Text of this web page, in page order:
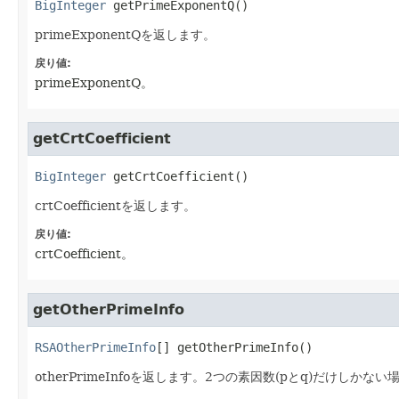
BigInteger getPrimeExponentQ()
primeExponentQを返します。
戻り値:
primeExponentQ。
getCrtCoefficient
BigInteger getCrtCoefficient ()
crtCoefficientを返します。
戻り値:
crtCoefficient。
getOtherPrimeInfo
RSAOtherPrimeInfo [] getOtherPrimeInfo()
otherPrimeInfoを返します。2つの素因数(pとq)だけしかない場